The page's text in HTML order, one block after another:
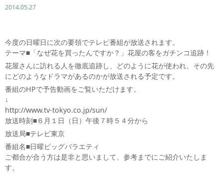
2014.05.27
今度の日曜日に次の要領でテレビ番組が放送されます。
テーマ■「なぜ花を買ったんですか？」花屋の客をガチンコ追跡！
花屋さんに訪れる人を徹底追跡し、どのように花が使われ、その先
にどのようなドラマがあるのかが放送される予定です。
番組のHPで予告動画をご覧いただけます。
↓
http://www.tv-tokyo.co.jp/sun/
放送時刻■６月１日（日）午後７時５４分から
放送局■テレビ東京
番組名■日曜ビッグバラエティ
ご都合が合う方は是非と思いまして、参考までにご紹介いたしま
す。